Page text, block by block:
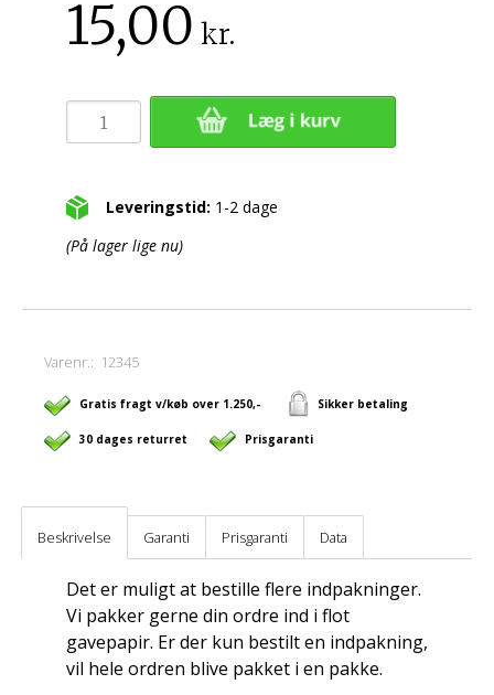
15,00 kr.
Leveringstid: 1-2 dage
(På lager lige nu)
Varenr.: 12345
Gratis fragt v/køb over 1.250,- Sikker betaling
30 dages returret Prisgaranti
Beskrivelse Garanti Prisgaranti Data
Det er muligt at bestille flere indpakninger.
Vi pakker gerne din ordre ind i flot
gavepapir. Er der kun bestilt en indpakning,
vil hele ordren blive pakket i en pakke.